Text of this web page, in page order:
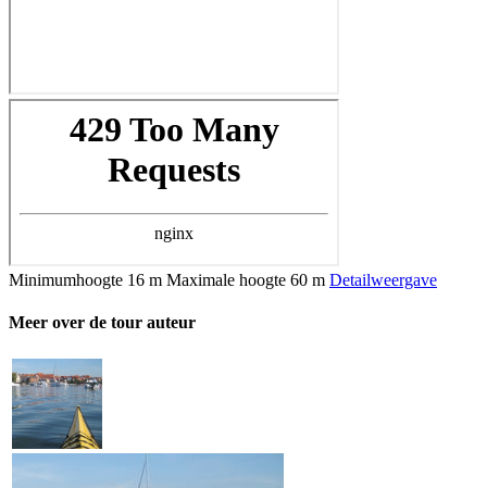
Minimumhoogte 16 m Maximale hoogte 60 m Detailweergave
Meer over de tour auteur